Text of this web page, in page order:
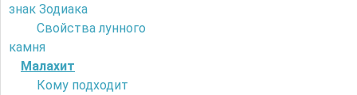
знак Зодиака
Свойства лунного
камня
Малахит
Кому подходит